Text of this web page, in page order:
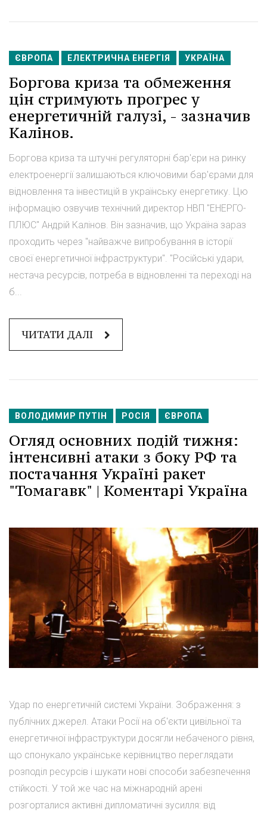
ЄВРОПА ЕЛЕКТРИЧНА ЕНЕРГІЯ УКРАЇНА
Боргова криза та обмеження
цін стримують прогрес у
енергетичній галузі, - зазначив
Калінов.
Боргова криза та штучні регуляторні бар'єри на ринку
електроенергії залишаються ключовими бар'єрами для
відновлення та інвестицій в українську енергетику. Цю
інформацію озвучив технічний директор НВП "ЕНЕРГО-
ПЛЮС" Андрій Калінов. Він зазначив, що Україна зараз
проходить через "найважче випробування в історії
своєї енергетичної інфраструктури". "Російські удари,
нестача ресурсів, потреба в відновленні та переході на
б...
ЧИТАТИ ДАЛІ
ВОЛОДИМИР ПУТІН РОСІЯ ЄВРОПА
Огляд основних подій тижня:
інтенсивні атаки з боку РФ та
постачання Україні ракет
"Томагавк" | Коментарі Україна
Удар по енергетичній системі України. Зображення: з
публічних джерел. Атаки Росії на об'єкти цивільної та
енергетичної інфраструктури досягли небаченого рівня,
що спонукало українське керівництво переглядати
розподіл ресурсів і шукати нові способи забезпечення
стійкості. У той же час на міжнародній арені
розгорталися активні дипломатичні зусилля: від